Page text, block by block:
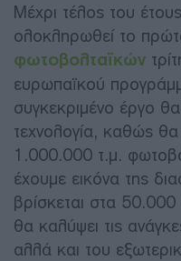
Μέχρι τέλος του
ολοκληρωθεί το
φωτοβολταϊκών
ευρωπαϊκού
συγκεκριμένο έργο
τεχνολογία, καθώς
1.000.000 τ.μ.
έχουμε εικόνα της
βρίσκεται στα
θα καλύψει τις
αλλά και του